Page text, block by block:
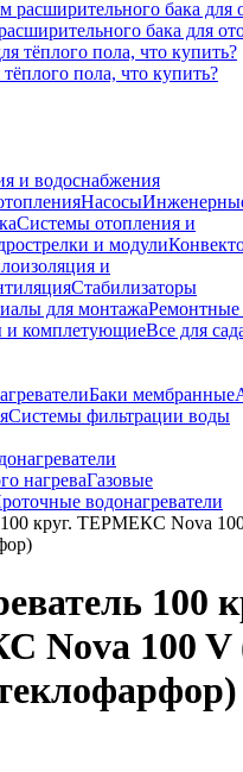
бака для
пола, что купить?
и водоснабжения
Насосы
Системы отопления и
и модули
и
Стабилизаторы
для монтажа
и комплетующиеВсе для
Баки мембранные
Системы фильтрации воды
нагреваГазовые
водонагреватели
100 круг. ТЕРМЕКС Nova
100
Nova 100 V